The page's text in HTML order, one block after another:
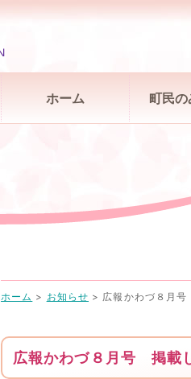
ホーム 町民の
ホーム > お知らせ > 広報かわづ８月
広報かわづ８月号 掲載